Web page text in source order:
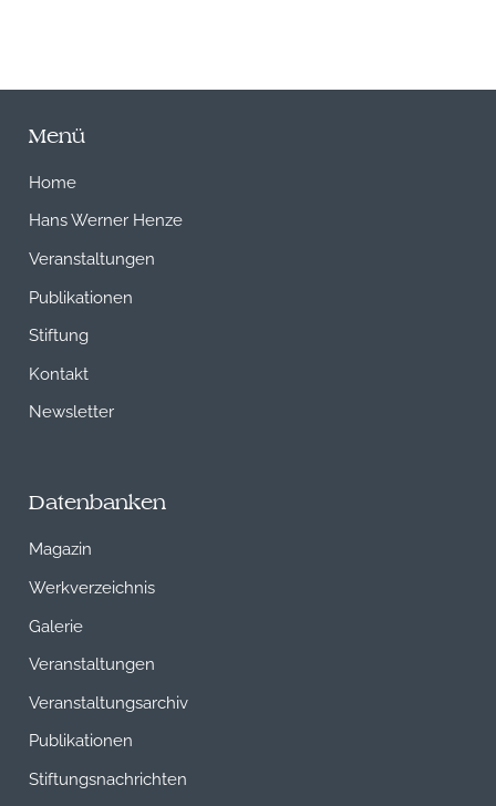
Menü
Home
Hans Werner Henze
Veranstaltungen
Publikationen
Stiftung
Kontakt
Newsletter
Datenbanken
Magazin
Werkverzeichnis
Galerie
Veranstaltungen
Veranstaltungsarchiv
Publikationen
Stiftungsnachrichten